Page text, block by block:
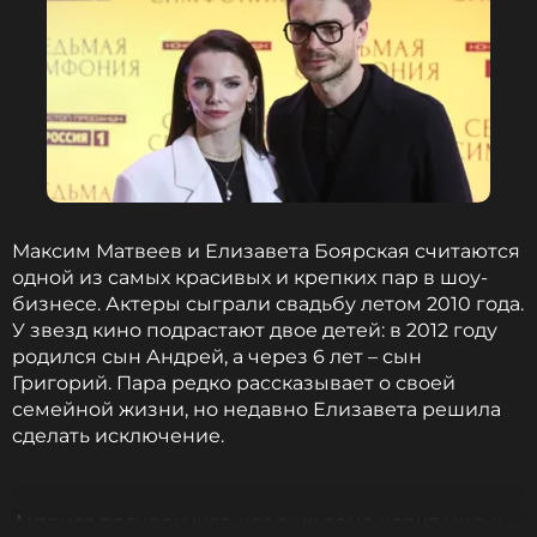
оставаться в курсе событий
ПОДПИСАТЬСЯ
ССЫЛКА
Максим Матвеев и Елизавета Боярская считаются
одной из самых красивых и крепких пар в шоу-
бизнесе. Актеры сыграли свадьбу летом 2010 года.
У звезд кино подрастают двое детей: в 2012 году
родился сын Андрей, а через 6 лет – сын
Григорий. Пара редко рассказывает о своей
семейной жизни, но недавно Елизавета решила
сделать исключение.
Актриса подчеркнула, что в их доме царит мир и